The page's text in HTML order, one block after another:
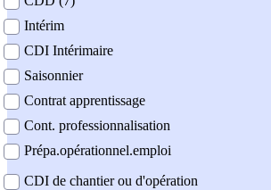
Intérim
CDI Intérimaire
Saisonnier
Contrat apprentissage
Cont. professionnalisation
Prépa.opérationnel.emploi
CDI de chantier ou d'opération